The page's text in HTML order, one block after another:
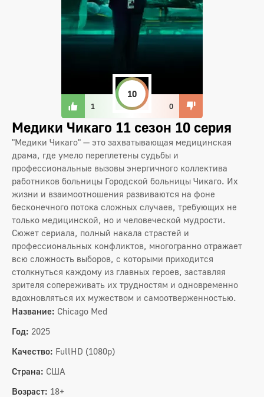
1
10
0
Медики Чикаго 11 сезон 10 серия
"Медики Чикаго" — это захватывающая медицинская
драма, где умело переплетены судьбы и
профессиональные вызовы энергичного коллектива
работников больницы Городской больницы Чикаго. Их
жизни и взаимоотношения развиваются на фоне
бесконечного потока сложных случаев, требующих не
только медицинской, но и человеческой мудрости.
Сюжет сериала, полный накала страстей и
профессиональных конфликтов, многогранно отражает
всю сложность выборов, с которыми приходится
столкнуться каждому из главных героев, заставляя
зрителя сопереживать их трудностям и одновременно
вдохновляться их мужеством и самоотверженностью.
Название: Chicago Med
Год: 2025
Качество: FullHD (1080p)
Страна: США
Возраст: 18+